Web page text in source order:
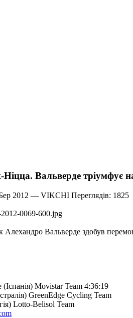
Вальверде тріумфує
2012 — VIKCHI Переглядів: 1825
Алехандро Вальверде здобув
Movistar Team 4:36:19
GreenEdge Cycling Team
Lotto-Belisol Team